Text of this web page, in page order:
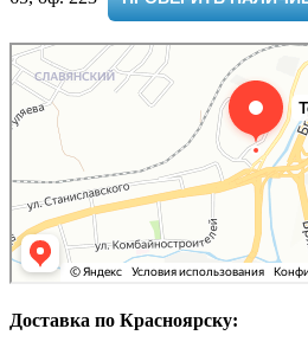
Доставка по Красноярску: